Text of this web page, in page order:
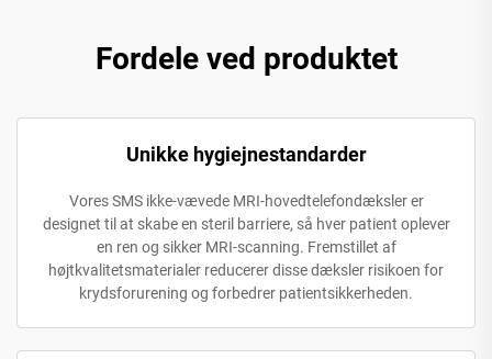
Fordele ved produktet
Unikke hygiejnestandarder
Vores SMS ikke-vævede MRI-hovedtelefondæksler er
designet til at skabe en steril barriere, så hver patient oplever
en ren og sikker MRI-scanning. Fremstillet af
højtkvalitetsmaterialer reducerer disse dæksler risikoen for
krydsforurening og forbedrer patientsikkerheden.